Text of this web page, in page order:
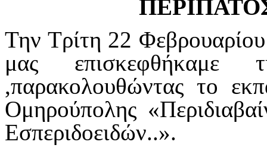
Την Τρίτη 22
μας
,παρακολουθώντας το
Ομηρούπολης
Εσπεριδοειδών..».